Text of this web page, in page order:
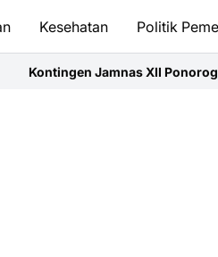
Kesehatan Politik
XII Ponorogo Resmi Dilepas